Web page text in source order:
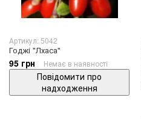
Артикул: 5042
Годжі "Лхаса"
95 грн Немає в наявності
Повідомити про
надходження